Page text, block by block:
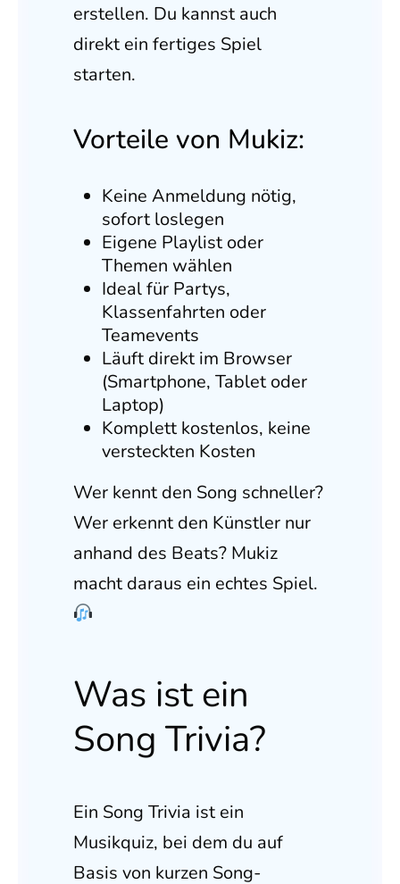
erstellen. Du kannst auch
direkt ein fertiges Spiel
starten.
Vorteile von Mukiz:
Keine Anmeldung nötig,
sofort loslegen
Eigene Playlist oder
Themen wählen
Ideal für Partys,
Klassenfahrten oder
Teamevents
Läuft direkt im Browser
(Smartphone, Tablet oder
Laptop)
Komplett kostenlos, keine
versteckten Kosten
Wer kennt den Song schneller?
Wer erkennt den Künstler nur
anhand des Beats? Mukiz
macht daraus ein echtes Spiel.
Was ist ein
Song Trivia?
Ein Song Trivia ist ein
Musikquiz, bei dem du auf
Basis von kurzen Song-